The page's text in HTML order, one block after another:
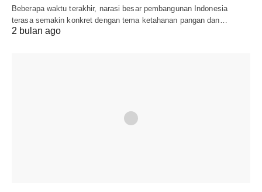
Beberapa waktu terakhir, narasi besar pembangunan Indonesia
terasa semakin konkret dengan tema ketahanan pangan dan…
2 bulan ago